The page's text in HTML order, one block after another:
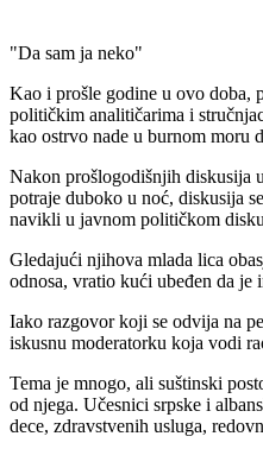
"Da sam ja neko"
Kao i prošle godine u ovo doba,
političkim analitičarima i
kao ostrvo nade u burnom moru
Nakon prošlogodišnjih diskusija
potraje duboko u noć, diskusija
navikli u javnom političkom
Gledajući njihova mlada lica
odnosa, vratio kući ubeđen da je
Iako razgovor koji se odvija na
iskusnu moderatorku koja vodi
Tema je mnogo, ali suštinski
od njega. Učesnici srpske i
dece, zdravstvenih usluga,